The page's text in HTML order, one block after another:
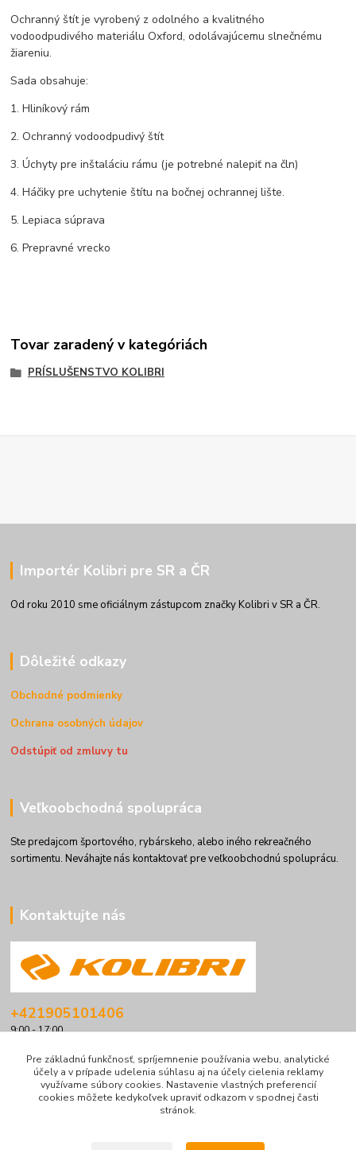
Ochranný štít je vyrobený z odolného a kvalitného
vodoodpudivého materiálu Oxford, odolávajúcemu slnečnému
žiareniu.
Sada obsahuje:
1. Hliníkový rám
2. Ochranný vodoodpudivý štít
3. Úchyty pre inštaláciu rámu (je potrebné nalepiť na čln)
4. Háčiky pre uchytenie štítu na bočnej ochrannej lište.
5. Lepiaca súprava
6. Prepravné vrecko
Tovar zaradený v kategóriách
PRÍSLUŠENSTVO KOLIBRI
Importér Kolibri pre SR a ČR
Od roku 2010 sme oficiálnym zástupcom značky Kolibri v SR a ČR.
Dôležité odkazy
Obchodné podmienky
Ochrana osobných údajov
Odstúpiť od zmluvy tu
Veľkoobchodná spolupráca
Ste predajcom športového, rybárskeho, alebo iného rekreačného
sortimentu. Neváhajte nás kontaktovať pre veľkoobchodnú spoluprácu.
Kontaktujte nás
+421905101406
9:00 - 17:00
info@kolibriboats.sk
Pre základnú funkčnosť, spríjemnenie používania webu, analytické
účely a v prípade udelenia súhlasu aj na účely cielenia reklamy
využívame súbory cookies. Nastavenie vlastných preferencií
cookies môžete kedykoľvek upraviť odkazom v spodnej časti
stránok.